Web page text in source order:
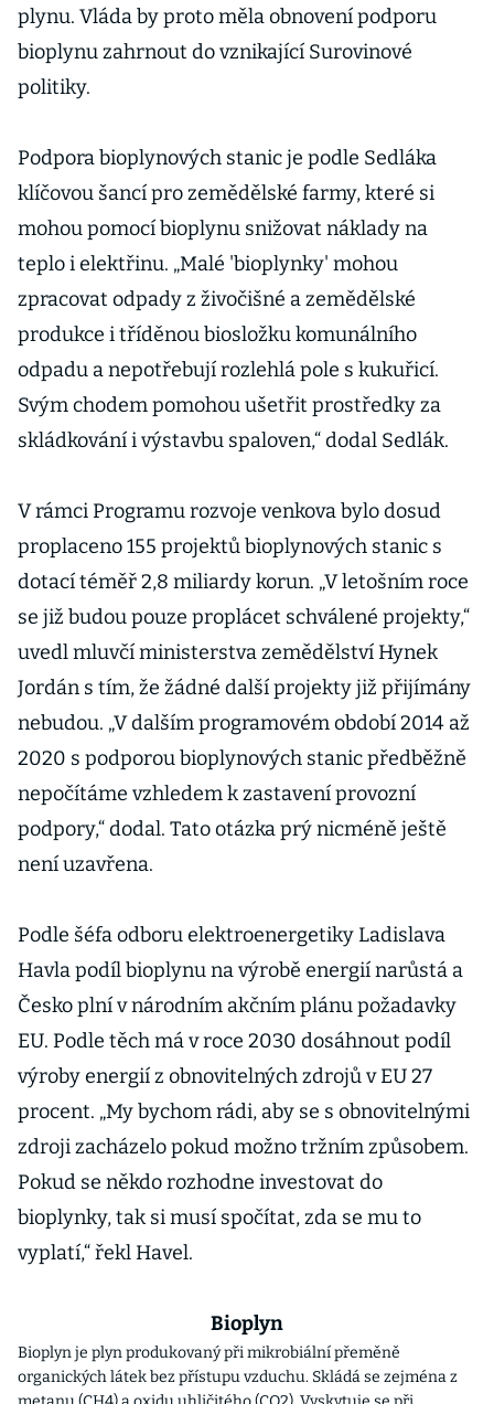
plynu. Vláda by proto měla obnovení podporu
bioplynu zahrnout do vznikající Surovinové
politiky.
Podpora bioplynových stanic je podle Sedláka
klíčovou šancí pro zemědělské farmy, které si
mohou pomocí bioplynu snižovat náklady na
teplo i elektřinu. „Malé 'bioplynky' mohou
zpracovat odpady z živočišné a zemědělské
produkce i tříděnou biosložku komunálního
odpadu a nepotřebují rozlehlá pole s kukuřicí.
Svým chodem pomohou ušetřit prostředky za
skládkování i výstavbu spaloven,“ dodal Sedlák.
V rámci Programu rozvoje venkova bylo dosud
proplaceno 155 projektů bioplynových stanic s
dotací téměř 2,8 miliardy korun. „V letošním roce
se již budou pouze proplácet schválené projekty,“
uvedl mluvčí ministerstva zemědělství Hynek
Jordán s tím, že žádné další projekty již přijímány
nebudou. „V dalším programovém období 2014 až
2020 s podporou bioplynových stanic předběžně
nepočítáme vzhledem k zastavení provozní
podpory,“ dodal. Tato otázka prý nicméně ještě
není uzavřena.
Podle šéfa odboru elektroenergetiky Ladislava
Havla podíl bioplynu na výrobě energií narůstá a
Česko plní v národním akčním plánu požadavky
EU. Podle těch má v roce 2030 dosáhnout podíl
výroby energií z obnovitelných zdrojů v EU 27
procent. „My bychom rádi, aby se s obnovitelnými
zdroji zacházelo pokud možno tržním způsobem.
Pokud se někdo rozhodne investovat do
bioplynky, tak si musí spočítat, zda se mu to
vyplatí,“ řekl Havel.
Bioplyn
Bioplyn je plyn produkovaný při mikrobiální přeměně
organických látek bez přístupu vzduchu. Skládá se zejména z